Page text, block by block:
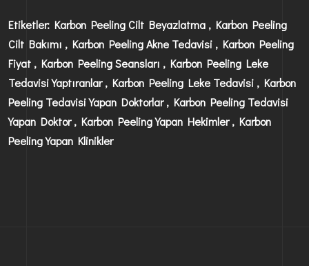
Etiketler: Karbon Peeling Cilt Beyazlatma , Karbon Peeling
Cilt Bakımı , Karbon Peeling Akne Tedavisi , Karbon Peeling
Fiyat , Karbon Peeling Seansları , Karbon Peeling Leke
Tedavisi Yaptıranlar , Karbon Peeling Leke Tedavisi , Karbon
Peeling Tedavisi Yapan Doktorlar , Karbon Peeling Tedavisi
Yapan Doktor , Karbon Peeling Yapan Hekimler , Karbon
Peeling Yapan Klinikler